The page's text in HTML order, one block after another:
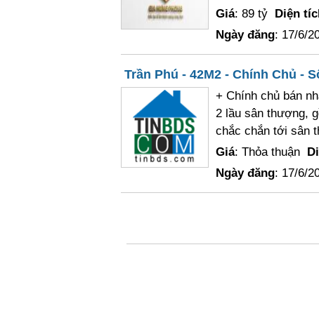
Giá: 89 tỷ Diện
Ngày đăng: 17/6/
Trần Phú - 42M2 - Chính Chủ -
+ Chính chủ bán
2 lầu sân thượng,
chắc chắn tới sân
Giá: Thỏa thuận
Ngày đăng: 17/6/